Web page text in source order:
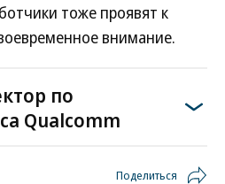
тоже проявят к
внимание.
по
Qualcomm
Поделиться